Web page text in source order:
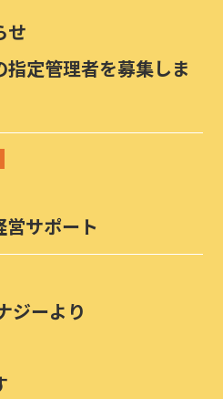
せ
定管理者を募集しま
サポート
ジーより